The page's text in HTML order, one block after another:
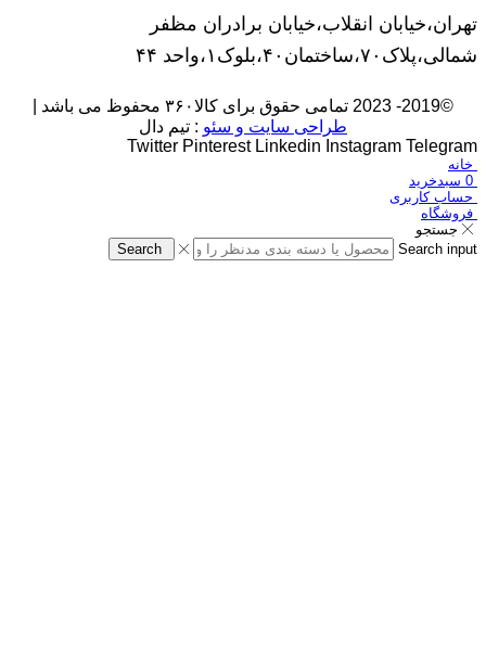
تهران،خیابان انقلاب،خیابان برادران مظفر
شمالی،پلاک۷۰،ساختمان۴۰،بلوک۱،واحد ۴۴
©2019- 2023 تمامی حقوق برای کالا۳۶۰ محفوظ می باشد |
طراحی سایت و سئو : تیم دال
Twitter Pinterest Linkedin Instagram Telegram
خانه
0 سبدخرید
حساب کاربری
فروشگاه
جستجو
Search input
Search